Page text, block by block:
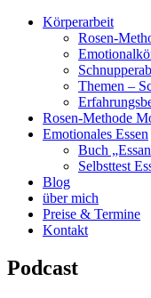
Körperarbeit
Rosen-
Themen –
Rosen-Methode
Emotionales Essen
Buch
Selbsttest
Blog
über mich
Preise & Termine
Kontakt
Podcast